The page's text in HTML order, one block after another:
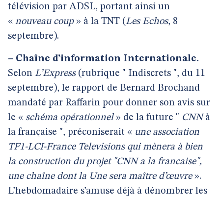
télévision par ADSL, portant ainsi un
« nouveau coup» à la TNT (Les Echos, 8
septembre).
– Chaîne d’information Internationale.
Selon L’Express(rubrique " Indiscrets ", du 11
septembre), le rapport de Bernard Brochand
mandaté par Raffarin pour donner son avis sur
le « schéma opérationnel» de la future " CNNà
la française ", préconiserait « une association
TF1-LCI-France Televisions qui mènera à bien
la construction du projet "CNN a la francaise",
une chaîne dont la Une sera maître d’œuvre».
L’hebdomadaire s’amuse déjà à dénombrer les